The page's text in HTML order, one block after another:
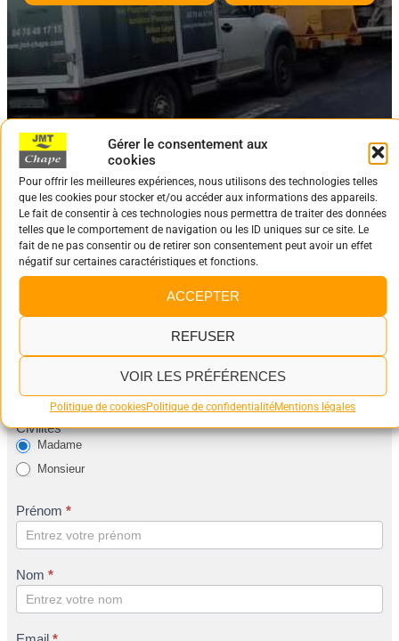
Gérer le consentement aux
cookies
Pour offrir les meilleures expériences, nous utilisons des technologies telles
que les cookies pour stocker et/ou accéder aux informations des appareils.
Le fait de consentir à ces technologies nous permettra de traiter des données
telles que le comportement de navigation ou les ID uniques sur ce site. Le
fait de ne pas consentir ou de retirer son consentement peut avoir un effet
négatif sur certaines caractéristiques et fonctions.
ACCEPTER
REFUSER
VOIR LES PRÉFÉRENCES
Politique de cookiesPolitique de confidentialitéMentions légales
NOUS CONTACTER
Contact
Veuillez nous envoyer un message en remplissant le formulaire
Civilités*
Madame
Monsieur
Prénom *
Nom *